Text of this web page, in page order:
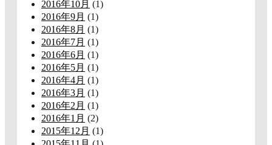
2016年10月 (1)
2016年9月 (1)
2016年8月 (1)
2016年7月 (1)
2016年6月 (1)
2016年5月 (1)
2016年4月 (1)
2016年3月 (1)
2016年2月 (1)
2016年1月 (2)
2015年12月 (1)